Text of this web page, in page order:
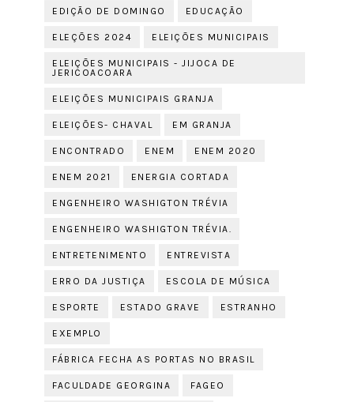
EDIÇÃO DE DOMINGO EDUCAÇÃO
ELEÇÕES 2024 ELEIÇÕES MUNICIPAIS
ELEIÇÕES MUNICIPAIS - JIJOCA DE
JERICOACOARA
ELEIÇÕES MUNICIPAIS GRANJA
ELEIÇÕES- CHAVAL EM GRANJA
ENCONTRADO ENEM ENEM 2020
ENEM 2021 ENERGIA CORTADA
ENGENHEIRO WASHIGTON TRÉVIA
ENGENHEIRO WASHIGTON TRÉVIA.
ENTRETENIMENTO ENTREVISTA
ERRO DA JUSTIÇA ESCOLA DE MÚSICA
ESPORTE ESTADO GRAVE ESTRANHO
EXEMPLO
FÁBRICA FECHA AS PORTAS NO BRASIL
FACULDADE GEORGINA FAGEO